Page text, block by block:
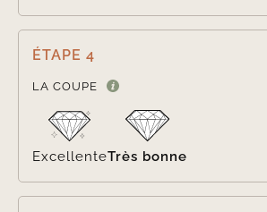
ÉTAPE 4
LA COUPE
ExcellenteTrès bonne